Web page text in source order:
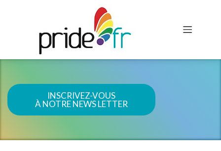
INSCRIVEZ-VOUS
À NOTRE NEWS LETTER